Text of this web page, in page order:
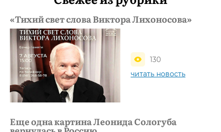
«Тихий свет слова Виктора Лихоносова»
130
читать новость
Еще одна картина Леонида Сологуба